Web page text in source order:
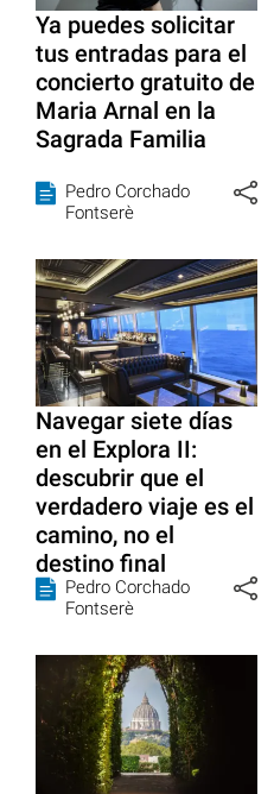
Ya puedes solicitar
tus entradas para el
concierto gratuito de
Maria Arnal en la
Sagrada Familia
Pedro Corchado
Fontserè
Navegar siete días
en el Explora II:
descubrir que el
verdadero viaje es el
camino, no el
destino final
Pedro Corchado
Fontserè